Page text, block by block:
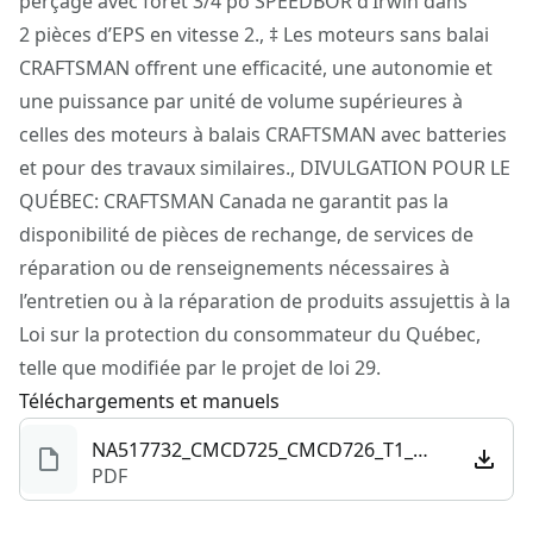
Éclairez ce que vous faites grâce à la DEL intégrée
Restez organisé et rangez facilement cet outil
compatible avec VERSATRACK™ lorsque le travail est
terminé (vendu séparément)
Fait partie du système d’outils électriques et
d’extérieur sans fil 20 V*, qui vous offre la puissance
nécessaire pour entreprendre n’importe quel projet :
Construire. Réparer. Restaurer. Entretenir.
2 pièces d’EPS en vitesse 2., ‡ Les moteurs sans balai
CRAFTSMAN offrent une efficacité, une autonomie et
une puissance par unité de volume supérieures à
celles des moteurs à balais CRAFTSMAN avec batteries
et pour des travaux similaires., DIVULGATION POUR LE
QUÉBEC: CRAFTSMAN Canada ne garantit pas la
disponibilité de pièces de rechange, de services de
réparation ou de renseignements nécessaires à
l’entretien ou à la réparation de produits assujettis à la
Loi sur la protection du consommateur du Québec,
telle que modifiée par le projet de loi 29.
Téléchargements et manuels
NA517732_CMCD725_CMCD726_T1_NA.pdf
PDF